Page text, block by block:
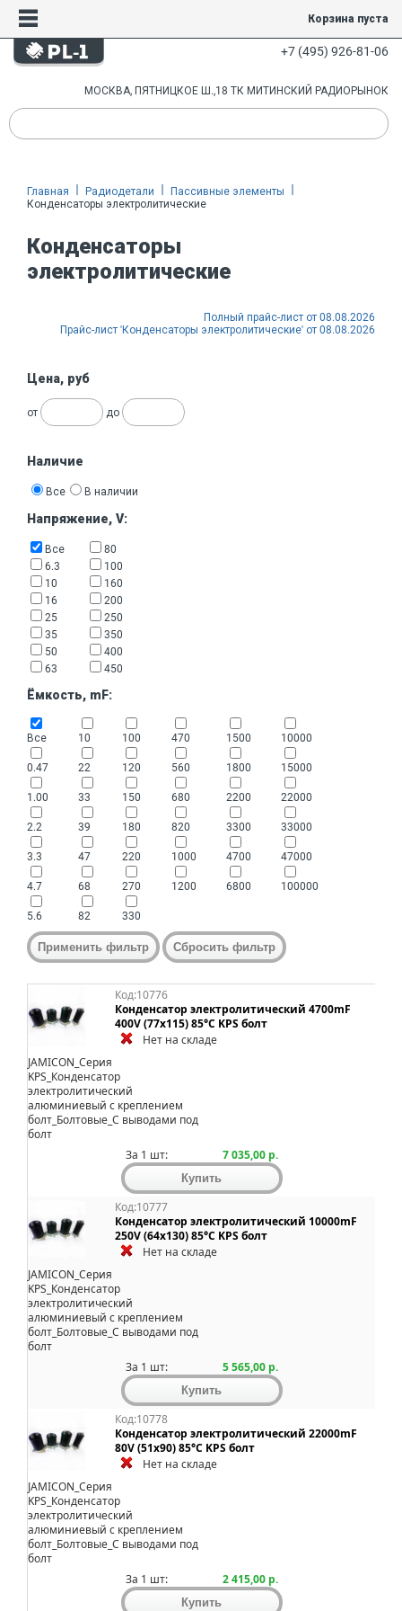
Корзина пуста
+7 (495) 926-81-06
МОСКВА, ПЯТНИЦКОЕ Ш.,18 ТК МИТИНСКИЙ РАДИОРЫНОК
Главная Радиодетали
Пассивные элементы
Конденсаторы электролитические
Конденсаторы
электролитические
Полный прайс-лист от 08.08.2026
Прайс-лист 'Конденсаторы электролитические' от 08.08.2026
Цена, руб
от до
Наличие
Все В наличии
Напряжение, V:
Все
80
6.3
100
10
160
16
200
25
250
35
350
50
400
63
450
Ёмкость, mF:
Все 10 100 470 1500 10000
0.47 22 120 560 1800 15000
1.00 33 150 680 2200 22000
2.2 39 180 820 3300 33000
3.3 47 220 1000 4700 47000
4.7 68 270 1200 6800 100000
5.6 82 330
Код:10776
Конденсатор электролитический 4700mF
400V (77x115) 85°C KPS болт
Нет на складе
JAMICON_Серия
KPS_Конденсатор
электролитический
алюминиевый с креплением
болт_Болтовые_С выводами под
болт
За 1 шт:
7 035,00 р.
Код:10777
Конденсатор электролитический 10000mF
250V (64x130) 85°C KPS болт
Нет на складе
JAMICON_Серия
KPS_Конденсатор
электролитический
алюминиевый с креплением
болт_Болтовые_С выводами под
болт
За 1 шт:
5 565,00 р.
Код:10778
Конденсатор электролитический 22000mF
80V (51x90) 85°C KPS болт
Нет на складе
JAMICON_Серия
KPS_Конденсатор
электролитический
алюминиевый с креплением
болт_Болтовые_С выводами под
болт
За 1 шт:
2 415,00 р.